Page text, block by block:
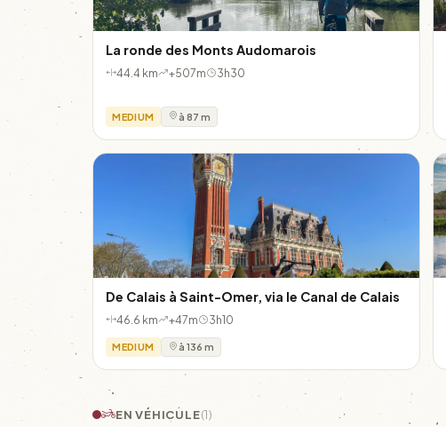
La ronde des Monts Audomarois
44.4 km +507m 3h30
MEDIUM à 87 m
De Calais à Saint-Omer, via le Canal de Calais
46.6 km +47m 3h10
MEDIUM à 136 m
EN VÉHICULE(1)